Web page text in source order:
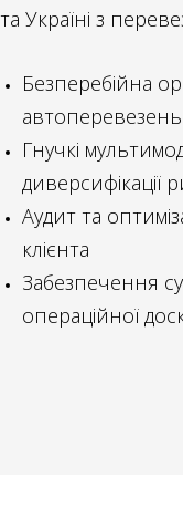
та Україні з
Безперебійна
автоперевезень
Гнучкі
диверсифікації
Аудит та
клієнта
Забезпечення
операційної